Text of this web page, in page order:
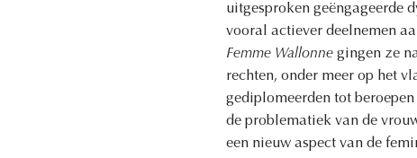
uitgesproken geëngageerde
vooral actiever deelnemen
Femme Wallonnegingen ze
rechten, onder meer op het
gediplomeerden tot
de problematiek van de
een nieuw aspect van de